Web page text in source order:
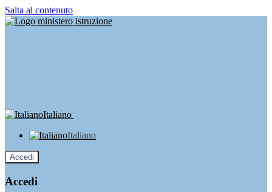
Salta al contenuto
Italiano
Italiano
Accedi
Accedi